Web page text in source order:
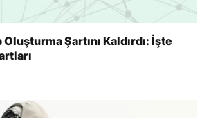
Şartını Kaldırdı: İşte